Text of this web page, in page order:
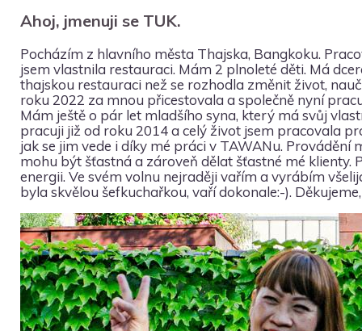
Ahoj, jmenuji se TUK.
Pocházím z hlavního města Thajska, Bangkoku.
jsem vlastnila restauraci. Mám 2 plnoleté děti. Má
thajskou restauraci než se rozhodla změnit život,
roku 2022 za mnou přicestovala a společně nyní
Mám ještě o pár let mladšího syna, který má svůj
pracuji již od roku 2014 a celý život jsem pracovala
jak se jim vede i díky mé práci v TAWANu.
mohu být šťastná a zároveň dělat šťastné mé klienty.
energii. Ve svém volnu nejraději vařím a vyrábím
byla skvělou šefkuchařkou, vaří dokonale:-).